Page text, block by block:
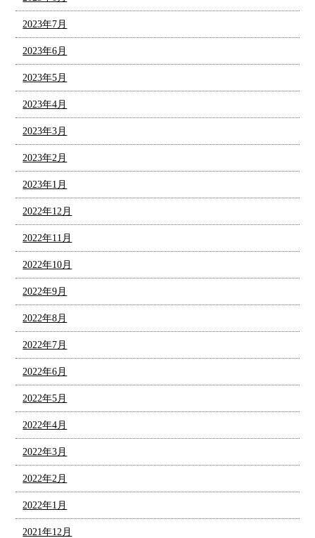
2023年7月
2023年6月
2023年5月
2023年4月
2023年3月
2023年2月
2023年1月
2022年12月
2022年11月
2022年10月
2022年9月
2022年8月
2022年7月
2022年6月
2022年5月
2022年4月
2022年3月
2022年2月
2022年1月
2021年12月